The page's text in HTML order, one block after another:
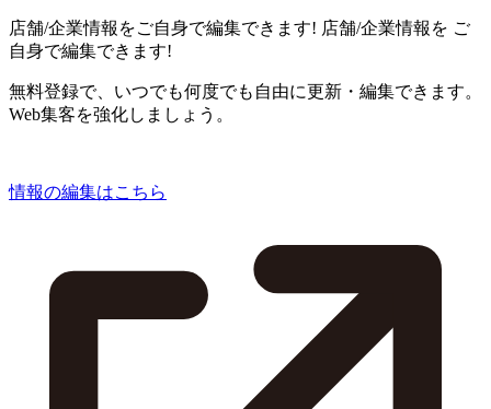
店舗/企業情報をご自身で編集できます! 店舗/企業情報を ご
自身で編集できます!
無料登録で、いつでも何度でも自由に更新・編集できます。
Web集客を強化しましょう。
情報の編集はこちら